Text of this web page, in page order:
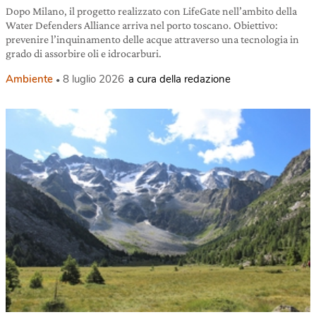
Dopo Milano, il progetto realizzato con LifeGate nell’ambito della
Water Defenders Alliance arriva nel porto toscano. Obiettivo:
prevenire l’inquinamento delle acque attraverso una tecnologia in
grado di assorbire oli e idrocarburi.
Ambiente 8 luglio 2026 a cura della redazione